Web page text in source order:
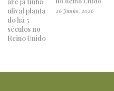
26 Junho, 2026